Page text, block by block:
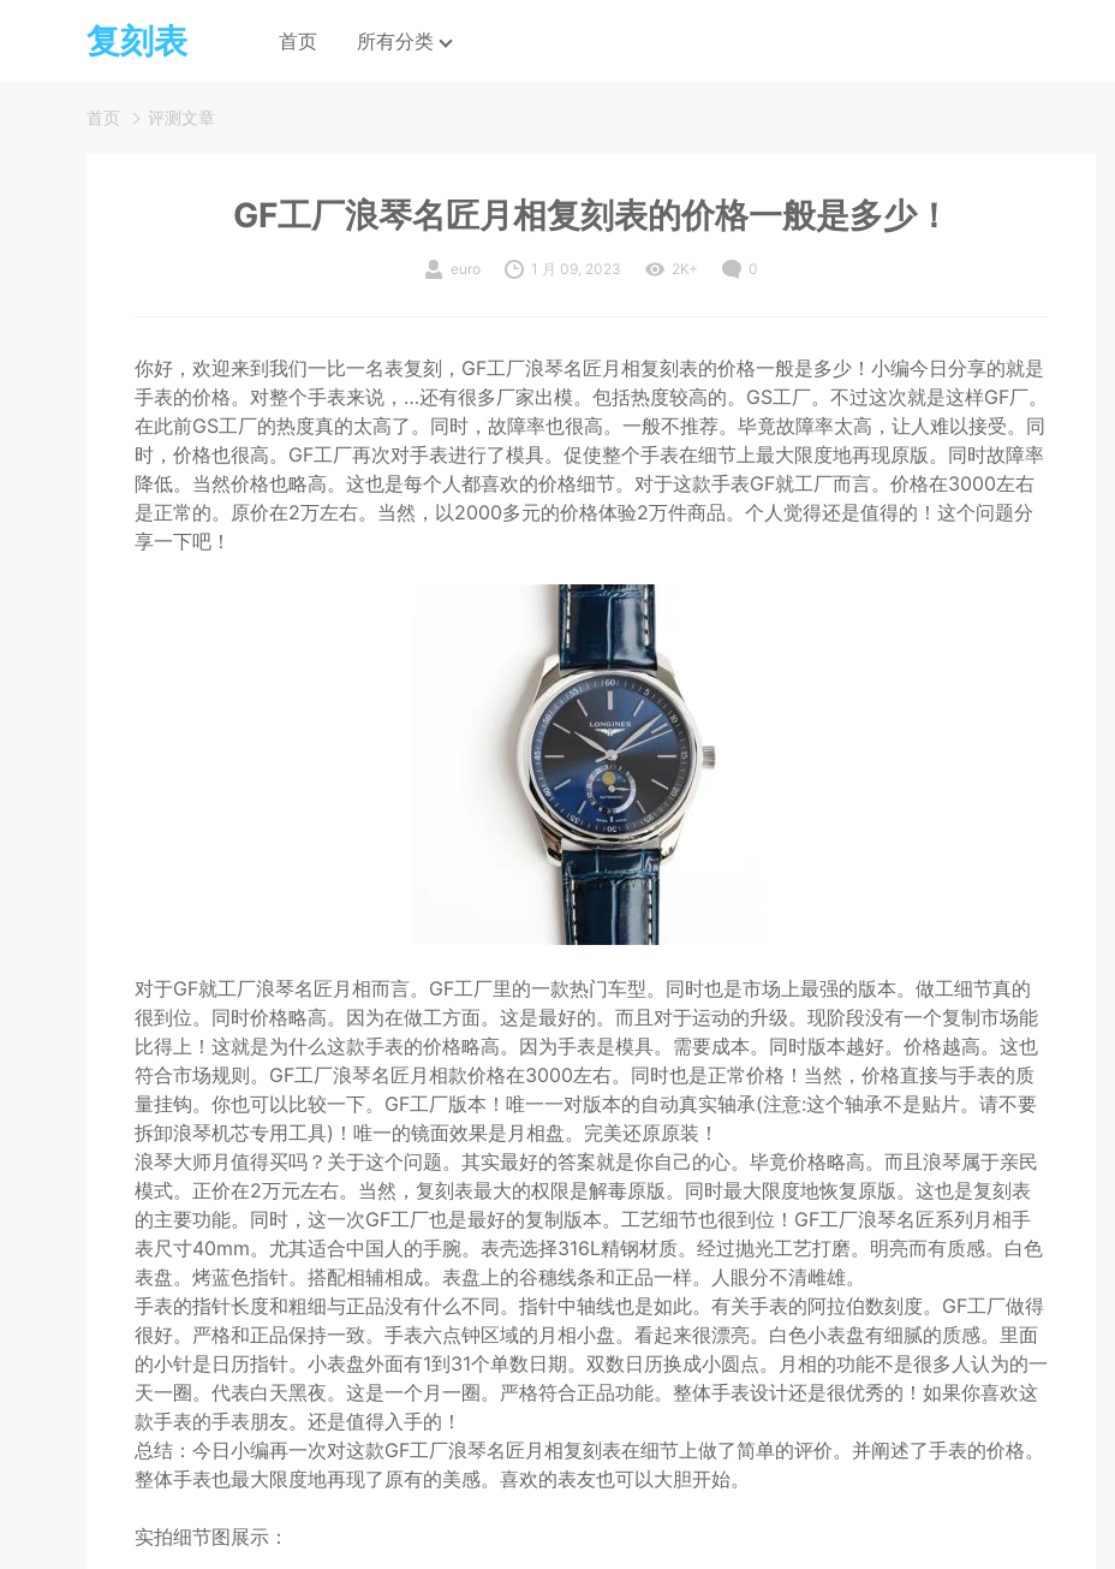
复刻表 首页 所有分类
首页 评测文章
GF工厂浪琴名匠月相复刻表的价格一般是多少！
euro 1 月 09, 2023 2K+ 0
你好，欢迎来到我们一比一名表复刻，GF工厂浪琴名匠月相复刻表的价格一般是多少！小编今日分享的就是
手表的价格。对整个手表来说，…还有很多厂家出模。包括热度较高的。GS工厂。不过这次就是这样GF厂。
在此前GS工厂的热度真的太高了。同时，故障率也很高。一般不推荐。毕竟故障率太高，让人难以接受。同
时，价格也很高。GF工厂再次对手表进行了模具。促使整个手表在细节上最大限度地再现原版。同时故障率
降低。当然价格也略高。这也是每个人都喜欢的价格细节。对于这款手表GF就工厂而言。价格在3000左右
是正常的。原价在2万左右。当然，以2000多元的价格体验2万件商品。个人觉得还是值得的！这个问题分
享一下吧！
对于GF就工厂浪琴名匠月相而言。GF工厂里的一款热门车型。同时也是市场上最强的版本。做工细节真的
很到位。同时价格略高。因为在做工方面。这是最好的。而且对于运动的升级。现阶段没有一个复制市场能
比得上！这就是为什么这款手表的价格略高。因为手表是模具。需要成本。同时版本越好。价格越高。这也
符合市场规则。GF工厂浪琴名匠月相款价格在3000左右。同时也是正常价格！当然，价格直接与手表的质
量挂钩。你也可以比较一下。GF工厂版本！唯一一对版本的自动真实轴承(注意:这个轴承不是贴片。请不要
拆卸浪琴机芯专用工具)！唯一的镜面效果是月相盘。完美还原原装！
浪琴大师月值得买吗？关于这个问题。其实最好的答案就是你自己的心。毕竟价格略高。而且浪琴属于亲民
模式。正价在2万元左右。当然，复刻表最大的权限是解毒原版。同时最大限度地恢复原版。这也是复刻表
的主要功能。同时，这一次GF工厂也是最好的复制版本。工艺细节也很到位！GF工厂浪琴名匠系列月相手
表尺寸40mm。尤其适合中国人的手腕。表壳选择316L精钢材质。经过抛光工艺打磨。明亮而有质感。白色
表盘。烤蓝色指针。搭配相辅相成。表盘上的谷穗线条和正品一样。人眼分不清雌雄。
手表的指针长度和粗细与正品没有什么不同。指针中轴线也是如此。有关手表的阿拉伯数刻度。GF工厂做得
很好。严格和正品保持一致。手表六点钟区域的月相小盘。看起来很漂亮。白色小表盘有细腻的质感。里面
的小针是日历指针。小表盘外面有1到31个单数日期。双数日历换成小圆点。月相的功能不是很多人认为的一
天一圈。代表白天黑夜。这是一个月一圈。严格符合正品功能。整体手表设计还是很优秀的！如果你喜欢这
款手表的手表朋友。还是值得入手的！
总结：今日小编再一次对这款GF工厂浪琴名匠月相复刻表在细节上做了简单的评价。并阐述了手表的价格。
整体手表也最大限度地再现了原有的美感。喜欢的表友也可以大胆开始。
实拍细节图展示：